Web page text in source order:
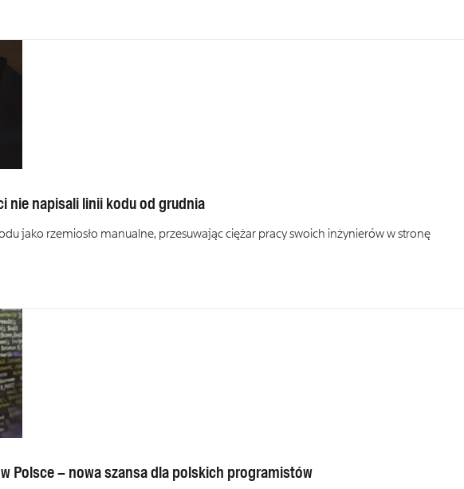
nie napisali linii kodu od grudnia
jako rzemiosło manualne, przesuwając ciężar pracy swoich inżynierów w stronę
Polsce – nowa szansa dla polskich programistów